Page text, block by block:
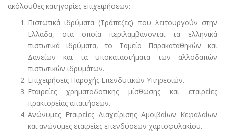
ακόλουθες κατηγορίες επιχειρήσεων:
Πιστωτικά ιδρύματα (Τράπεζες) που λειτουργούν στην
Ελλάδα, στα οποία περιλαμβάνονται τα ελληνικά
πιστωτικά ιδρύματα, το Ταμείο Παρακαταθηκών και
Δανείων και τα υποκαταστήματα των αλλοδαπών
πιστωτικών ιδρυμάτων.
Επιχειρήσεις Παροχής Επενδυτικών Υπηρεσιών.
Εταιρείες χρηματοδοτικής μίσθωσης και εταιρείες
πρακτορείας απαιτήσεων.
Ανώνυμες Εταιρείες Διαχείρισης Αμοιβαίων Κεφαλαίων
και ανώνυμες εταιρείες επενδύσεων χαρτοφυλακίου.